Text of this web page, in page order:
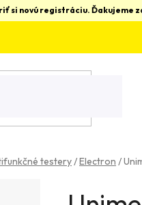
si novú registráciu. Ďakujeme
testery/Electron /